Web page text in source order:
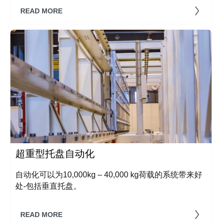
READ MORE
超重型托盘自动化
自动化可以为10,000kg – 40,000 kg荷载的系统带来好
处-包括垂直托盘。
READ MORE